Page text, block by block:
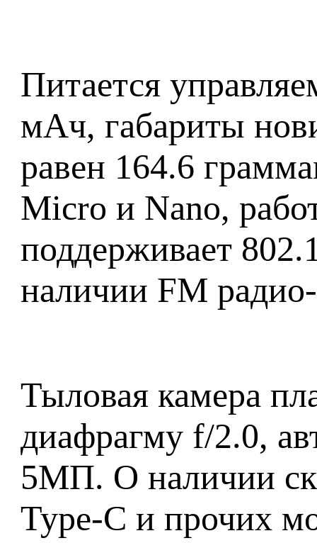
Питается
мАч, габариты
равен 164.6
Micro и Nano,
поддерживает
наличии FM
Тыловая камера
диафрагму f/2.0,
5МП. О наличии
Type-C и прочих